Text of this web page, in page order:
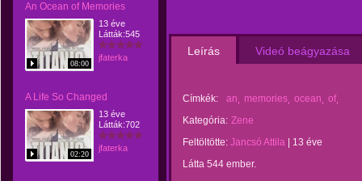
An Ocean of Memories
08:00
13 éve
Látták:545
jfaterka
A Life So Changed
02:20
13 éve
Látták:702
jfaterka
Leírás Videó beágyazása
Címkék: an memories ocean
of
Kategória: Zene
Feltöltötte: Jancsó Attila
13 éve
Látta 544 ember.